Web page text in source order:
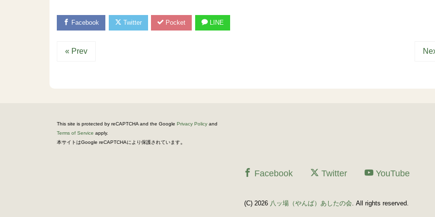
Facebook Twitter Pocket LINE
« Prev
This site is protected by reCAPTCHA and the Google Privacy Policy and
Terms of Service apply.
本サイトはGoogle reCAPTCHAにより保護されています。
Facebook Twitter YouTube
(C) 2026 八ッ場（やんば）あしたの会 . All rights reserved.